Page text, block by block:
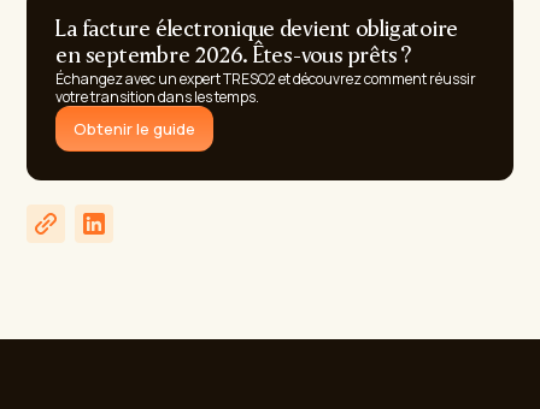
La facture électronique devient obligatoire
en septembre 2026. Êtes-vous prêts ?
Échangez avec un expert TRESO2 et découvrez comment réussir
votre transition dans les temps.
Obtenir le guide